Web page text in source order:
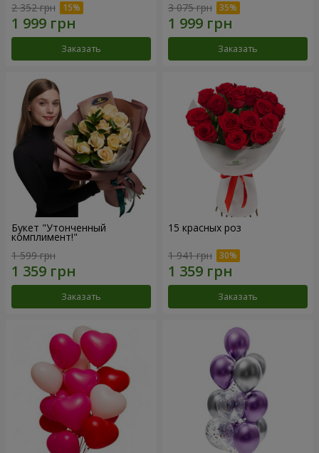
2 352 грн
Заказать
3 075 грн
Заказать
Букет "Утонченный
комплимент!"
1 599 грн
Заказать
15 красных роз
1 941 грн
Заказать